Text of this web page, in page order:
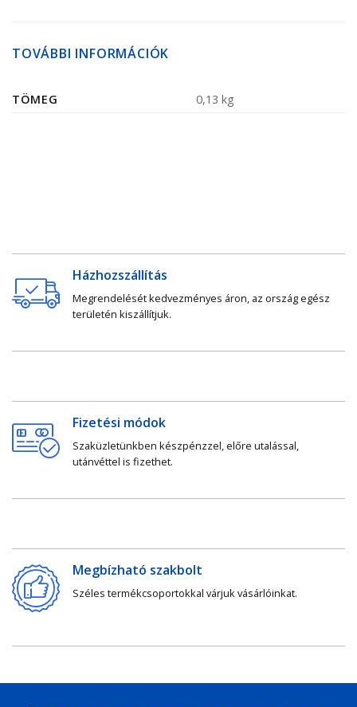
TOVÁBBI INFORMÁCIÓK
TÖMEG 0,13 kg
Házhozszállítás
Megrendelését kedvezményes áron, az ország egész
területén kiszállítjuk.
Fizetési módok
Szaküzletünkben készpénzzel, előre utalással,
utánvéttel is fizethet.
Megbízható szakbolt
Széles termékcsoportokkal várjuk vásárlóinkat.